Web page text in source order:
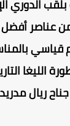
أفضل
ريال مدريد